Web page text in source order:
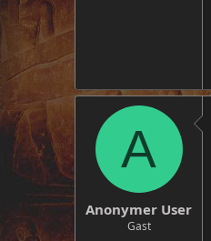
A
Anonymer User
Gast